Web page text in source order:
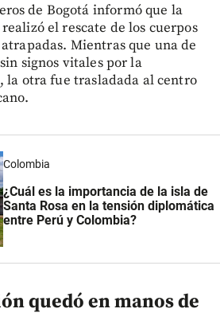
de Bogotá informó que la
el rescate de los cuerpos
Mientras que una de
signos vitales por la
la otra fue trasladada al centro
Colombia
¿Cuál es la importancia de la isla de
Santa Rosa en la tensión diplomática
entre Perú y Colombia?
quedó en manos de